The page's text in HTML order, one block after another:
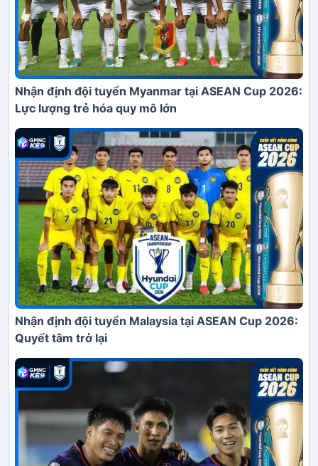
Nhận định đội tuyển Myanmar tại ASEAN Cup 2026:
Lực lượng trẻ hóa quy mô lớn
Nhận định đội tuyển Malaysia tại ASEAN Cup 2026:
Quyết tâm trở lại